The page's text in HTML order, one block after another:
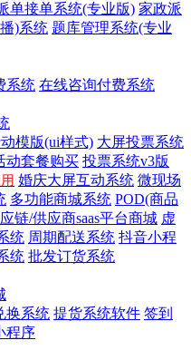
单接单系统(专业版) 家政派
)系统 题库管理系统(专业
系统 在线咨询付费系统
模版(ui样式) 大屏投票系统
动套餐购买 投票系统v3版
婚庆大屏互动系统 微现场
多功能商城系统 POD(商品
链/供应商saas平台商城 虚
统 周期配送系统 抖音小程
统 批发订货系统
换系统 提货系统软件 签到
程序